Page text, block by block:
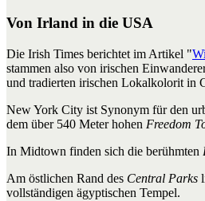
Von Irland in die USA
Die Irish Times berichtet im Artikel "
stammen also von irischen
und tradierten irischen Lokalkolorit in
New York City ist Synonym für den
dem über 540 Meter hohen Freedom
In Midtown finden sich die berühmten
Am östlichen Rand des Central Parks
vollständigen ägyptischen Tempel.